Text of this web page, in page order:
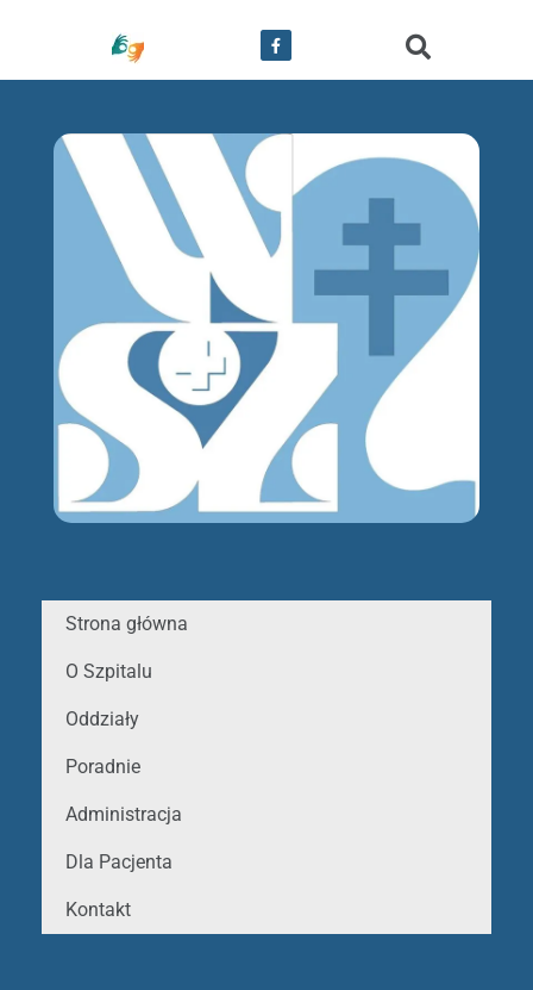
Strona główna
O Szpitalu
Oddziały
Poradnie
Administracja
Dla Pacjenta
Kontakt